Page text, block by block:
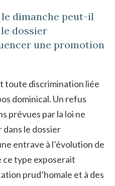
dimanche peut-il
dossier
une promotion
toute discrimination liée
dominical. Un refus
prévues par la loi ne
le dossier
entrave à l’évolution de
ce type exposerait
prud’homale et à des